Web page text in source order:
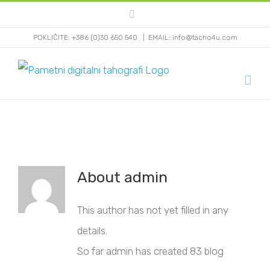
to
content
POKLIČITE: +386 (0)30 650 540 EMAIL: info@tacho4u.com
About admin
This author has not yet filled in any
details.
So far admin has created 83 blog